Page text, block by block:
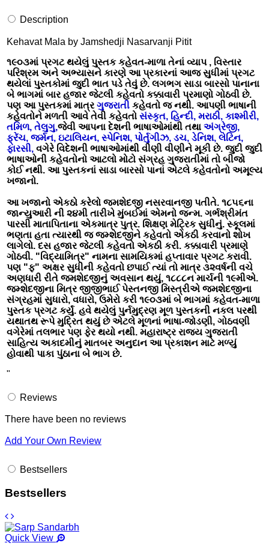
Description
Kehavat Mala by Jamshedji Nasarvanji Pitit
૧૯૦૩માં પ્રગટ થયેલું પુસ્તક કહેવત-માળા તેનાં વ્યાપ , વિસ્તાર
પરિશ્રમ અને અભ્યાસને કારણે આ પ્રકારનાં આજ સુધીમાં પ્રગટ
થયેલાં પુસ્તકોમાં જુદી ભાત પડે તેવું છે. લગભગ સાડા બારસો પાનાના
બે ભાગમાં બાર હજાર જેટલી કહેવતો કક્કાવારી પ્રમાણો ગોઠવી છે.
પણ આ પુસ્તકમાં માત્રગુજરાતી કહેવતો જ નથી. આપણી ભાષાની
કહેવતોને મળતી આવે તેવી કહેવતો સંસ્કૃત, હિન્દી, મરાઠી, કાશ્મીરી,
તમિળ, તેલુગુ,જેવી આપના દેશની ભાષાઓમાંથી તથા અંગ્રેજી,
ફ્રેંચ, જર્મન, ઇટાલિયન, સ્પેનિશ, પોર્તુગીઝ, ડચ, ડેનિશ, લેટિન,
ફારસી, વગેરે વિદેશની ભાષાઓમાંથી વીણી વીણીને મૂકી છે. જુદી જુદી
ભાષાઓની કહેવતોનો આટલો મોટો સંગ્રહ ગુજરાતીમાં તો બીજો
કોઈ નથી. આ પુસ્તકનાં સાડા બારસો પાનાં એટલે કહેવતોનો અમૂલ્ય
ખજાનો.
આ ખજાનો એકઠો કરેલો જમશેદજી નસરવાનજી પતીતે. ૧૮૫૬ના
જાન્યુઆરી ની ૨૪મી તારીખે મુંબઈમાં એમનો જન્મ. ગર્ભશ્રીમંત
પારસી માતાપિતાના એકમાત્ર પુત્ર. શિક્ષણ મેટ્રિક સુધીનું. સ્કૂલમાં
ભણતા હતા ત્યારથી જ જમ્શેદજીને કહેવતો એકઠી કરવાનો શોખ
લાગેલો. દસ હજાર જેટલી કહેવતો એકઠી કરી. કક્કાવારી પ્રમાણે
ગોઠવી. "વિદ્યામિત્ર" નામના સામયિકમાં હપ્તાવાર પ્રગટ કરાવી.
પણ "ફ" અક્ષર સુધીની કહેવતો છપાઈ ત્યાં તો માત્ર ૩૨વર્ષની વચે
અણધારી રીતે જમશેદજીનું અવસાન થયું, ૧૮૮૮ન માર્ચની ૧૯મીએ.
જમ્શેદજીના મિત્ર જીજીભાઈ પેસ્તનજી મિસ્ત્રીએ જમશેદજીના
સંગ્રહમાં સુધારો, વધારો, ઉમેરો કરી ૧૯૦૩માં બે ભાગમાં કહેવત-માળા
પુસ્તક પ્રગટ કર્યું. હવે થયેલું પુર્નમુદ્રણ મૂળ પુસ્તકની નકલ પરથી
યથાતથ રૂપે મુદ્રિત થયું છે એટલે મૂળનાં ભાષા-જોડણી, ગોઠવણી
વગેરેમાં તલભાર પણ ફેર થયો નથી. મહારાષ્ટ્ર રાજ્ય ગુજરાતી
સાહિત્ય અકાદમીનું માતબર અનુદાન આ પ્રકાશન માટે મળ્યું
હોવાથી પાકા પુંઠાના બે ભાગ છે.
"
Reviews
There have been no reviews
Add Your Own Review
Bestsellers
Bestsellers
Quick View